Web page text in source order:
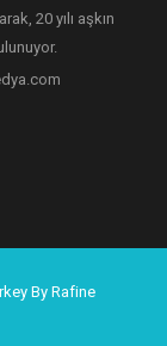
20 yılı aşkın
By Rafine